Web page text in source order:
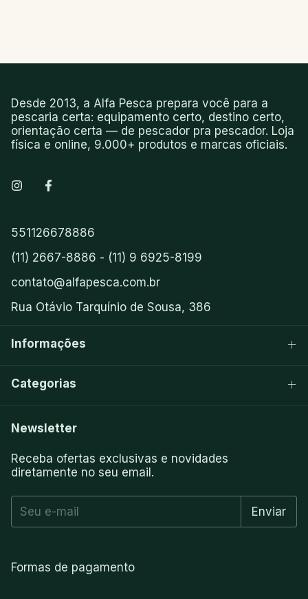
Desde 2013, a Alfa Pesca prepara você para a
pescaria certa: equipamento certo, destino certo,
orientação certa — de pescador pra pescador. Loja
física e online, 9.000+ produtos e marcas oficiais.
551126678886
(11) 2667-8886 - (11) 9 6925-8199
contato@alfapesca.com.br
Rua Otávio Tarquínio de Sousa, 386
Informações
Categorias
Newsletter
Receba ofertas exclusivas e novidades
diretamente no seu email.
Formas de pagamento